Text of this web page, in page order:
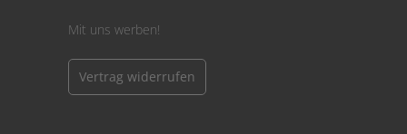
Mit uns werben!
Vertrag widerrufen